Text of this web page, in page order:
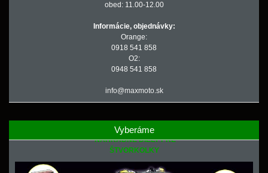
obed: 11.00-12.00
Informácie, objednávky:
Orange:
0918 541 858
O2:
0948 541 858
info@maxmoto.sk
Vyberáme
NÁHRADNÉ DIELY PRE
ŠTVORKOLKY